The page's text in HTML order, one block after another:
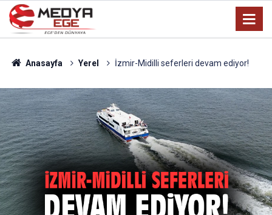
Anasayfa Yerel İzmir-Midilli seferleri devam ediyor!